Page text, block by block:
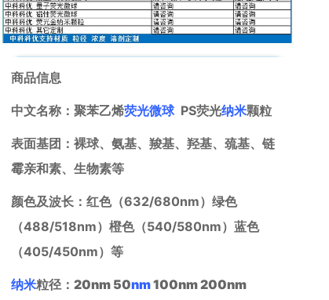
商品信息
中文名称：聚苯乙烯荧光微球PS荧光纳米颗粒
表面基团：裸球、氨基、羧基、羟基、巯基、链
霉亲和素、生物素等
颜色及波长：红色（632/680nm）绿色
（488/518nm）橙色（540/580nm）蓝色
（405/450nm）等
纳米粒径：20nm 50nm100nm 200nm